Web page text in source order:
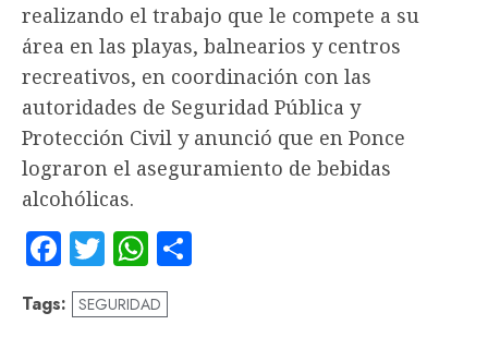
realizando el trabajo que le compete a su
área en las playas, balnearios y centros
recreativos, en coordinación con las
autoridades de Seguridad Pública y
Protección Civil y anunció que en Ponce
lograron el aseguramiento de bebidas
alcohólicas.
Facebook
TwitterWhatsApp
Tags: SEGURIDAD